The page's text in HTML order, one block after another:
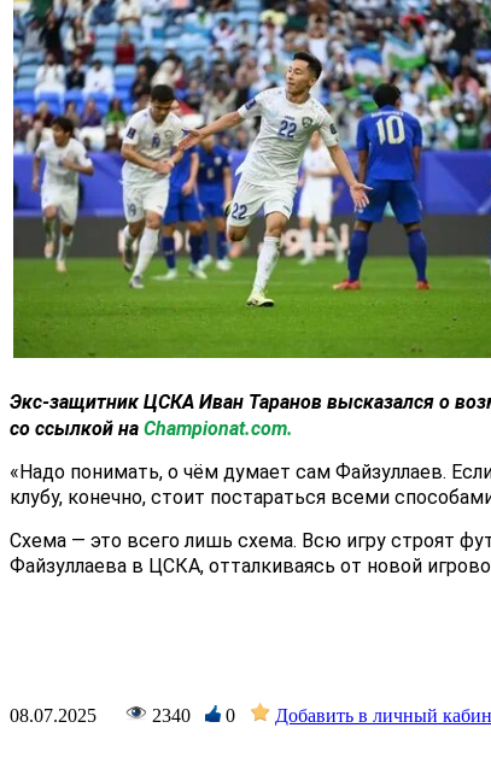
Экс-защитник ЦСКА Иван Таранов высказался о
со ссылкой на Championat.com.
«Надо понимать, о чём думает сам Файзуллаев.
клубу, конечно, стоит постараться всеми
Схема — это всего лишь схема. Всю игру строят
Файзуллаева в ЦСКА, отталкиваясь от новой
08.07.2025 2340 0 Добавить в личный